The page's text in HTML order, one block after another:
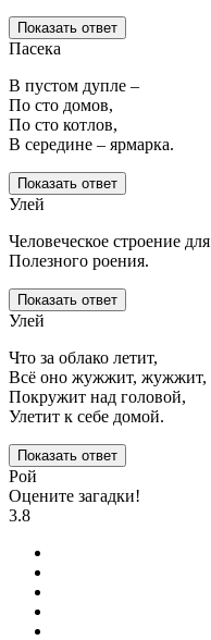
Показать ответ
Пасека
В пустом дупле –
По сто домов,
По сто котлов,
В середине – ярмарка.
Показать ответ
Улей
Человеческое строение для
Полезного роения.
Показать ответ
Улей
Что за облако летит,
Всё оно жужжит, жужжит,
Покружит над головой,
Улетит к себе домой.
Показать ответ
Рой
Оцените загадки!
3.8